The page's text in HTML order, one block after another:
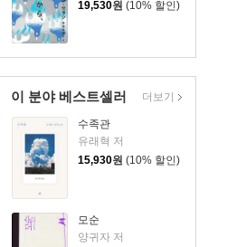
19,530원 (10% 할인)
이 분야 베스트셀러
수족관
유래혁 저
15,930원 (10% 할인)
모순
양귀자 저
더보기